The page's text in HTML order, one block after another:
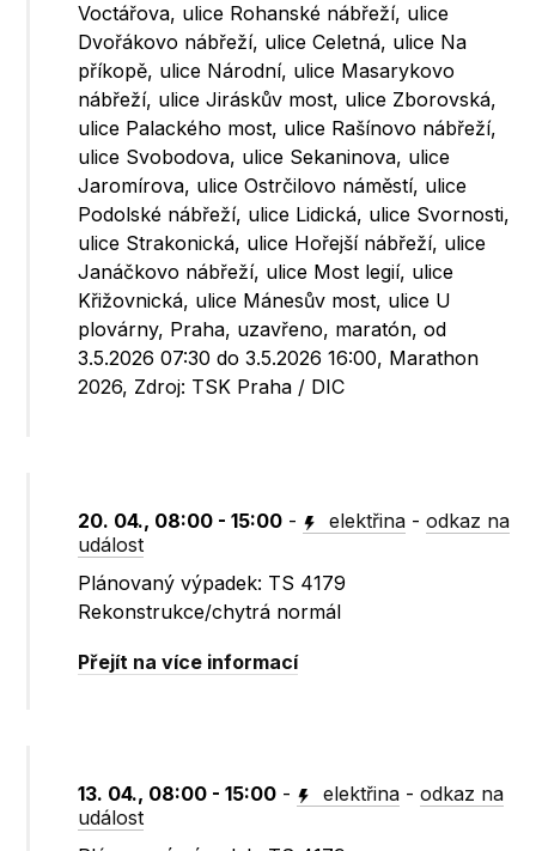
Voctářova, ulice Rohanské nábřeží, ulice
Dvořákovo nábřeží, ulice Celetná, ulice Na
příkopě, ulice Národní, ulice Masarykovo
nábřeží, ulice Jiráskův most, ulice Zborovská,
ulice Palackého most, ulice Rašínovo nábřeží,
ulice Svobodova, ulice Sekaninova, ulice
Jaromírova, ulice Ostrčilovo náměstí, ulice
Podolské nábřeží, ulice Lidická, ulice Svornosti,
ulice Strakonická, ulice Hořejší nábřeží, ulice
Janáčkovo nábřeží, ulice Most legií, ulice
Křižovnická, ulice Mánesův most, ulice U
plovárny, Praha, uzavřeno, maratón, od
3.5.2026 07:30 do 3.5.2026 16:00, Marathon
2026, Zdroj: TSK Praha / DIC
20. 04., 08:00 - 15:00 - elektřina -odkaz na
událost
Plánovaný výpadek: TS 4179
Rekonstrukce/chytrá normál
Přejít na více informací
13. 04., 08:00 - 15:00 - elektřina -odkaz na
událost